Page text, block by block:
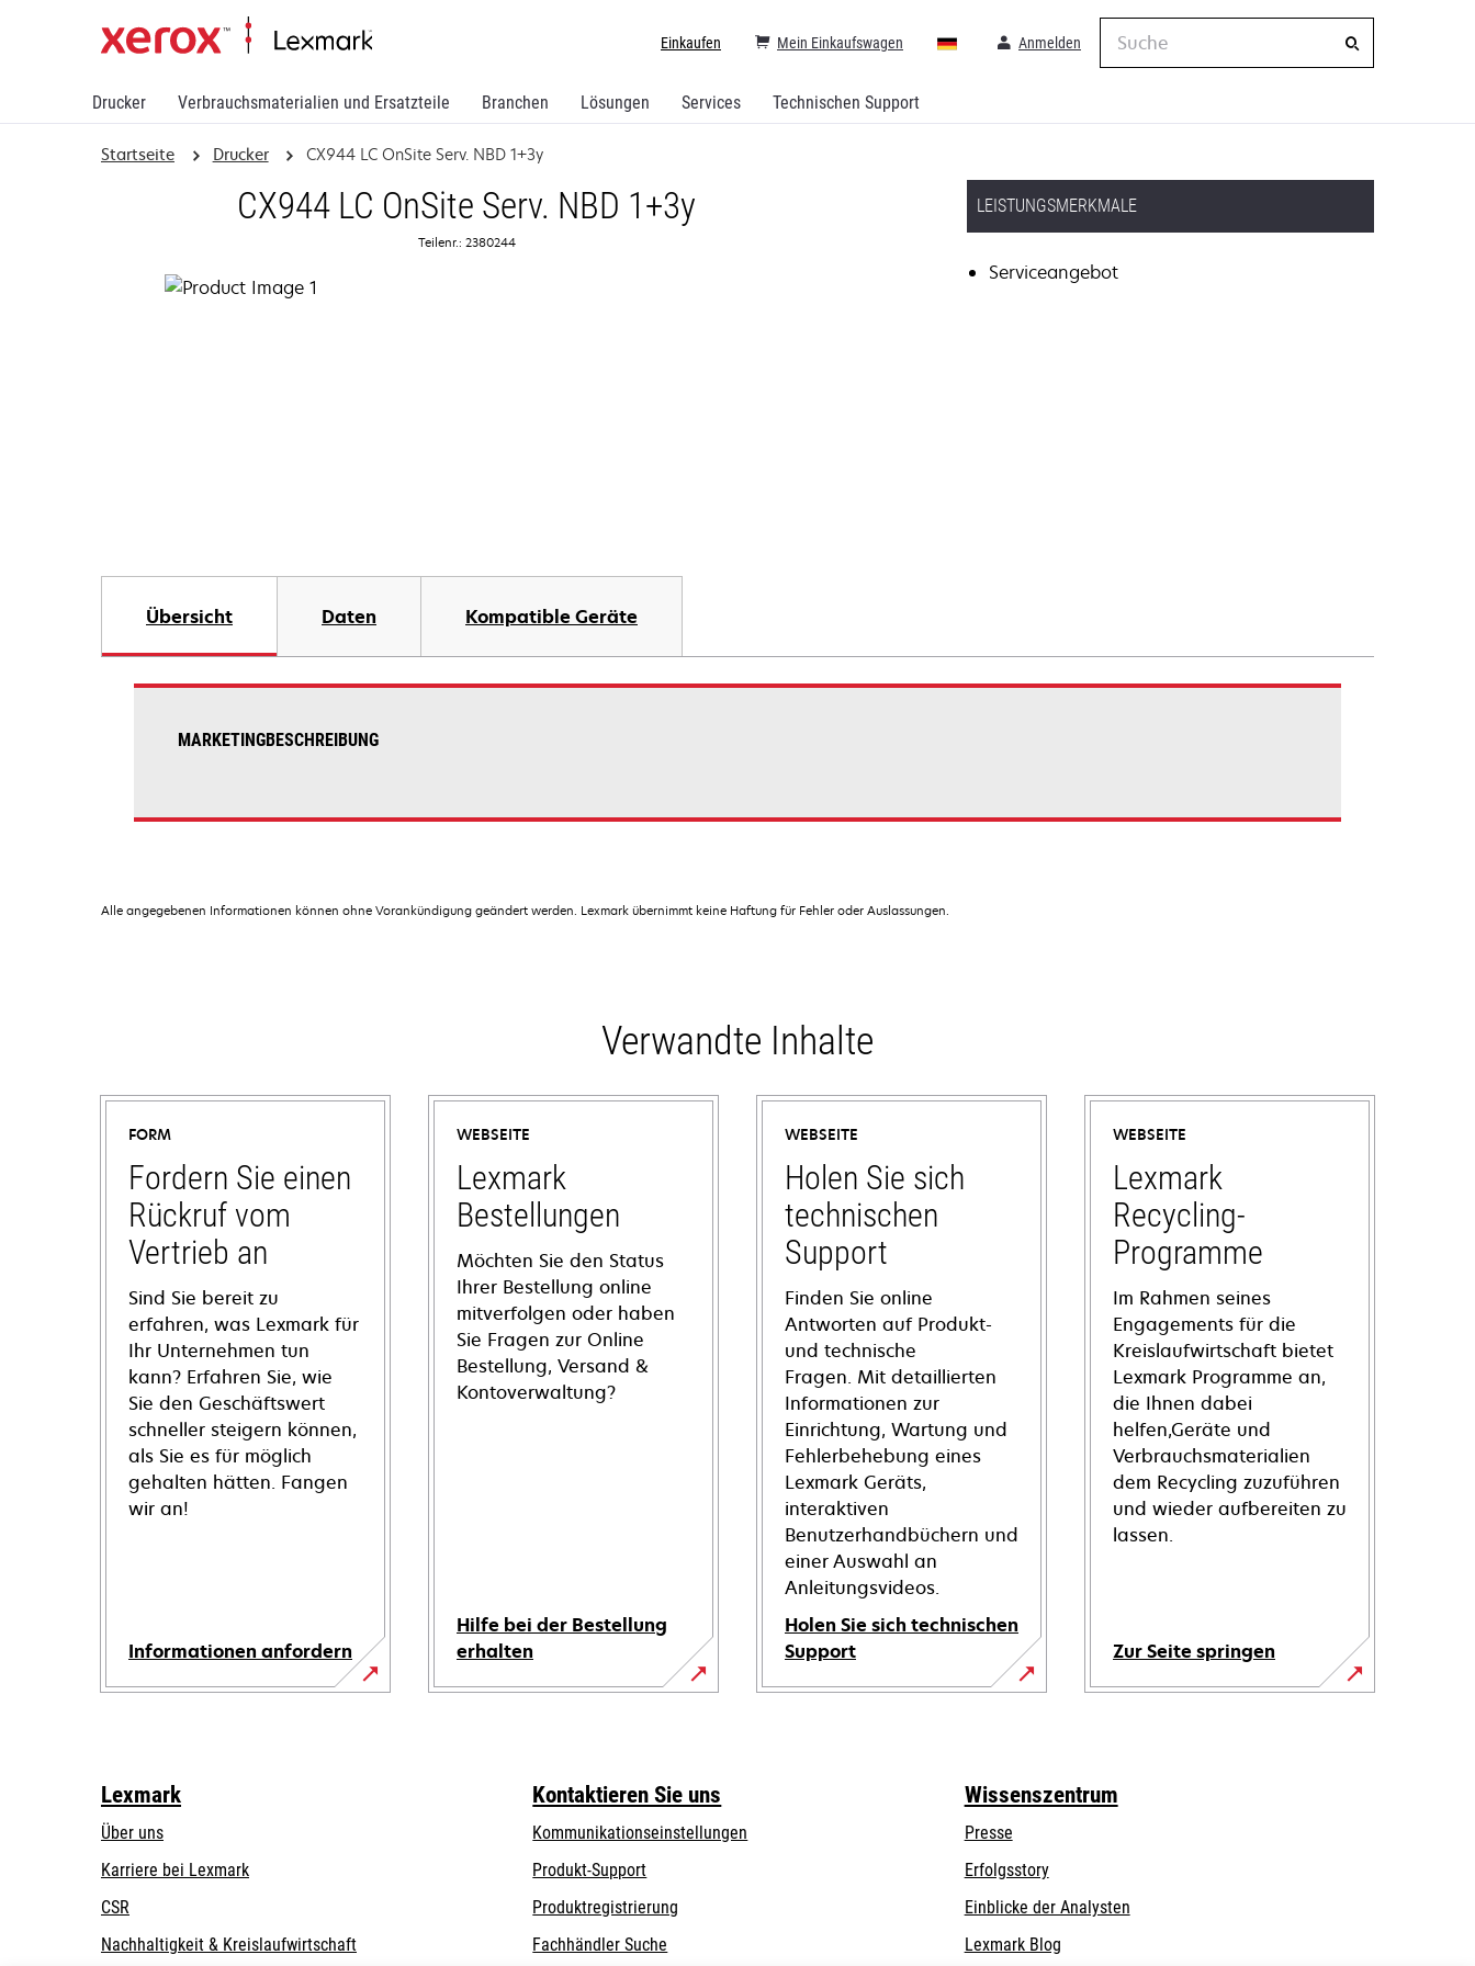
Drucker Verbrauchsmaterialien und Ersatzteile Branchen Lösungen Services Technischen Support
Einkaufen Anmelden
Mein Einkaufswagen
Suche
Startseite Drucker CX944 LC OnSite Serv. NBD 1+3y
CX944 LC OnSite Serv. NBD 1+3y
Teilenr.: 2380244
LEISTUNGSMERKMALE
Serviceangebot
Übersicht Daten Kompatible Geräte
MARKETINGBESCHREIBUNG
Alle angegebenen Informationen können ohne Vorankündigung geändert werden. Lexmark übernimmt keine Haftung für Fehler oder Auslassungen.
Verwandte Inhalte
FORM
Fordern Sie einen
Rückruf vom
Vertrieb an
Sind Sie bereit zu
erfahren, was Lexmark für
Ihr Unternehmen tun
kann? Erfahren Sie, wie
Sie den Geschäftswert
schneller steigern können,
als Sie es für möglich
gehalten hätten. Fangen
wir an!
Informationen anfordern
WEBSEITE
Lexmark
Bestellungen
Möchten Sie den Status
Ihrer Bestellung online
mitverfolgen oder haben
Sie Fragen zur Online
Bestellung, Versand &
Kontoverwaltung?
Hilfe bei der Bestellung
erhalten
WEBSEITE
Holen Sie sich
technischen
Support
Finden Sie online
Antworten auf Produkt-
und technische
Fragen. Mit detaillierten
Informationen zur
Einrichtung, Wartung und
Fehlerbehebung eines
Lexmark Geräts,
interaktiven
Benutzerhandbüchern und
einer Auswahl an
Anleitungsvideos.
Holen Sie sich technischen
Support
wird
WEBSEITE
Lexmark
Recycling-
Programme
Im Rahmen seines
Engagements für die
Kreislaufwirtschaft bietet
Lexmark Programme an,
die Ihnen dabei
helfen,Geräte und
Verbrauchsmaterialien
dem Recycling zuzuführen
und wieder aufbereiten zu
lassen.
Zur Seite springen
Lexmark
Über uns
Karriere bei Lexmark
CSR
Nachhaltigkeit & Kreislaufwirtschaft
Kontaktieren Sie uns
Kommunikationseinstellungen
wird
in
einer
neuen
Produkt-Supportwird
einer
neuen
Produktregistrierung
Fachhändler Suche
Wissenszentrum
Presse
Erfolgsstory
Einblicke der Analysten
Lexmark Blog